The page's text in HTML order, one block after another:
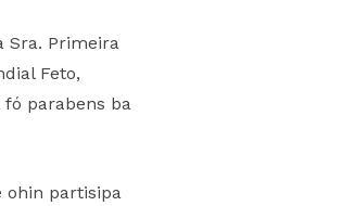
Sra. Primeira
Feto,
parabens ba
ohin partisipa